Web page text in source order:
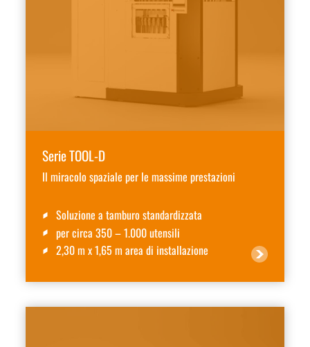
Serie TOOL-D
Il miracolo spaziale per le massime prestazioni
Soluzione a tamburo standardizzata
per circa 350 – 1.000 utensili
2,30 m x 1,65 m area di installazione